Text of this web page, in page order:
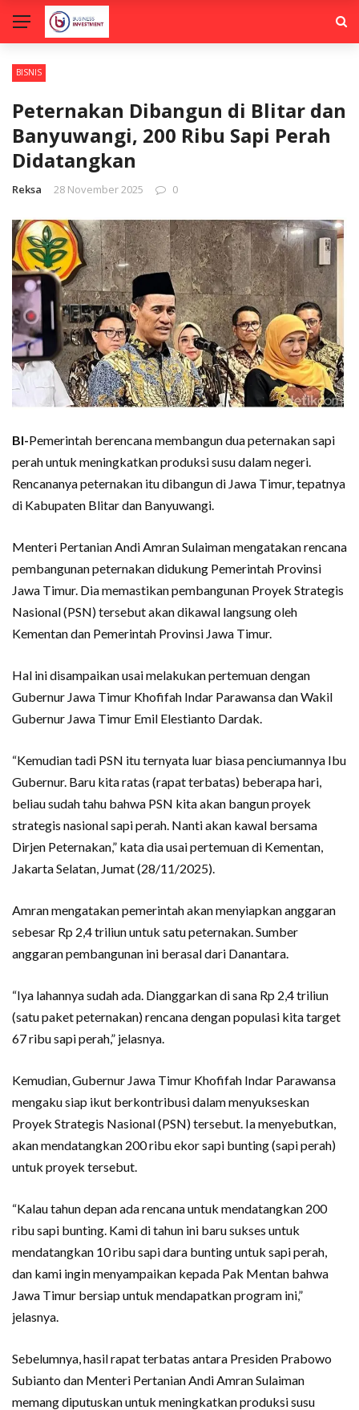
BISNIS
Peternakan Dibangun di Blitar dan
Banyuwangi, 200 Ribu Sapi Perah
Didatangkan
Reksa 28 November 2025 0
BI-Pemerintah berencana membangun dua peternakan sapi
perah untuk meningkatkan produksi susu dalam negeri.
Rencananya peternakan itu dibangun di Jawa Timur, tepatnya
di Kabupaten Blitar dan Banyuwangi.
Menteri Pertanian Andi Amran Sulaiman mengatakan rencana
pembangunan peternakan didukung Pemerintah Provinsi
Jawa Timur. Dia memastikan pembangunan Proyek Strategis
Nasional (PSN) tersebut akan dikawal langsung oleh
Kementan dan Pemerintah Provinsi Jawa Timur.
Hal ini disampaikan usai melakukan pertemuan dengan
Gubernur Jawa Timur Khofifah Indar Parawansa dan Wakil
Gubernur Jawa Timur Emil Elestianto Dardak.
“Kemudian tadi PSN itu ternyata luar biasa penciumannya Ibu
Gubernur. Baru kita ratas (rapat terbatas) beberapa hari,
beliau sudah tahu bahwa PSN kita akan bangun proyek
strategis nasional sapi perah. Nanti akan kawal bersama
Dirjen Peternakan,” kata dia usai pertemuan di Kementan,
Jakarta Selatan, Jumat (28/11/2025).
Amran mengatakan pemerintah akan menyiapkan anggaran
sebesar Rp 2,4 triliun untuk satu peternakan. Sumber
anggaran pembangunan ini berasal dari Danantara.
“Iya lahannya sudah ada. Dianggarkan di sana Rp 2,4 triliun
(satu paket peternakan) rencana dengan populasi kita target
67 ribu sapi perah,” jelasnya.
Kemudian, Gubernur Jawa Timur Khofifah Indar Parawansa
mengaku siap ikut berkontribusi dalam menyukseskan
Proyek Strategis Nasional (PSN) tersebut. Ia menyebutkan,
akan mendatangkan 200 ribu ekor sapi bunting (sapi perah)
untuk proyek tersebut.
“Kalau tahun depan ada rencana untuk mendatangkan 200
ribu sapi bunting. Kami di tahun ini baru sukses untuk
mendatangkan 10 ribu sapi dara bunting untuk sapi perah,
dan kami ingin menyampaikan kepada Pak Mentan bahwa
Jawa Timur bersiap untuk mendapatkan program ini,”
jelasnya.
Sebelumnya, hasil rapat terbatas antara Presiden Prabowo
Subianto dan Menteri Pertanian Andi Amran Sulaiman
memang diputuskan untuk meningkatkan produksi susu